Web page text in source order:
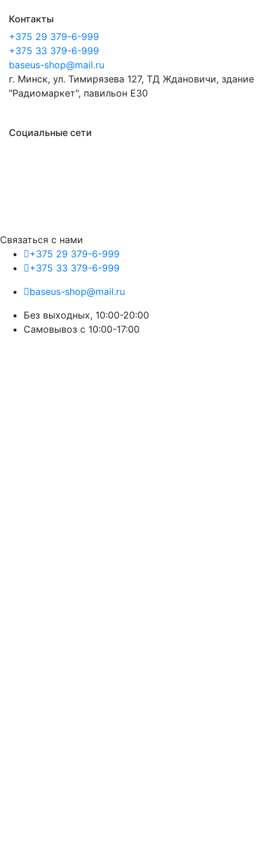
Контакты
+375 29 379-6-999
+375 33 379-6-999
baseus-shop@mail.ru
г. Минск, ул. Тимирязева 127, ТД Ждановичи, здание
"Радиомаркет", павильон E30
Социальные сети
Связаться с нами
+375 29 379-6-999
+375 33 379-6-999
baseus-shop@mail.ru
Без выходных, 10:00-20:00
Cамовывоз с 10:00-17:00